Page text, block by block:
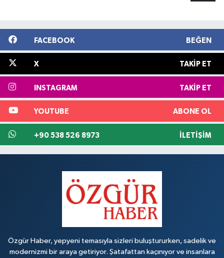
FACEBOOK BEĞEN
X TAKIP ET
INSTAGRAM TAKIP ET
YOUTUBE ABONE OL
+90 538 526 8973 İLETIŞIM
Özgür Haber, yepyeni temasıyla sizleri buluştururken, sadelik ve
modernizmi bir araya getiriyor. Şatafattan kaçınıyor ve insanlara